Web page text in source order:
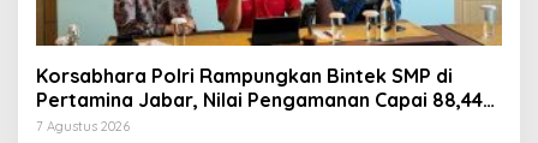
Korsabhara Polri Rampungkan Bintek SMP di
Pertamina Jabar, Nilai Pengamanan Capai 88,44
Persen
7 Agustus 2026